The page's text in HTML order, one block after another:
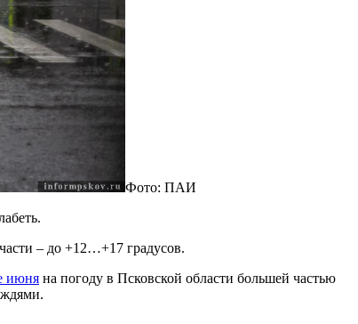
Фото: ПАИ
– до +12…+17 градусов.
июня на погоду в Псковской области большей частью